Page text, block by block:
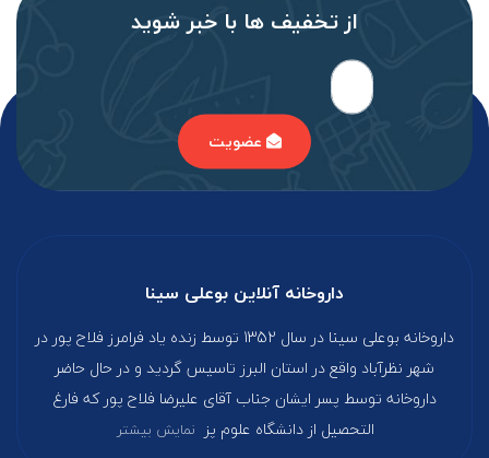
از تخفیف‌ ها با‌ خبر شوید
عضویت
داروخانه آنلاین بوعلی سینا
داروخانه بوعلی سینا در سال 1352 توسط زنده یاد فرامرز فلاح پور در
شهر نظرآباد واقع در استان البرز تاسیس گردید و در حال حاضر
داروخانه توسط پسر ایشان جناب آقای علیرضا فلاح پور که فارغ‌
التحصیل از دانشگاه علوم پز نمایش بیشتر